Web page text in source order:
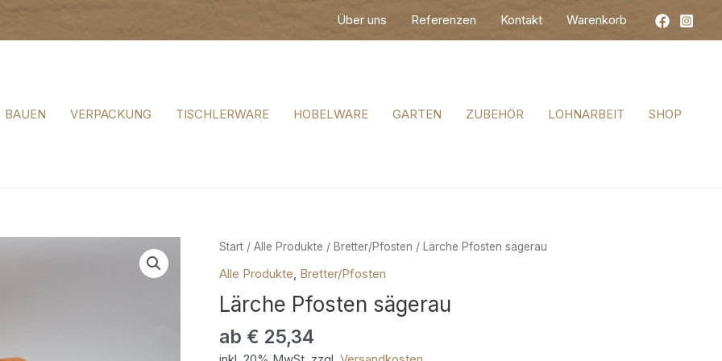
Über uns Referenzen Kontakt Warenkorb
BAUEN VERPACKUNG TISCHLERWARE HOBELWARE GARTEN ZUBEHÖR LOHNARBEIT SHOP
Start / Alle Produkte / Bretter/Pfosten / Lärche Pfosten sägerau
Alle Produkte Bretter/Pfosten
Lärche Pfosten sägerau
ab € 25,34
Lärche
Menge